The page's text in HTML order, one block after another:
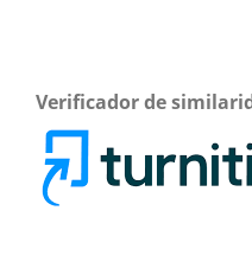
Verificador de